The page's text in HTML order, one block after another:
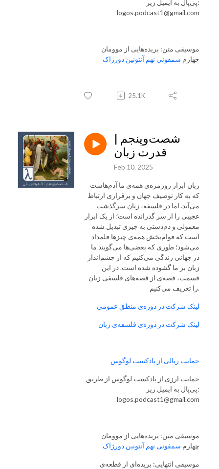
پی‌پال به ایمیل زیر:
logos.podcast1@gmail.com
چهارم سمفونی نهم آنتونین دورژاک
25.1K
شصت‌و‌پنجم |
قدرت زبان
Feb 10, 2025
زبان ابزار روزمره‌ی همه‌ی ما آدم‌هاست
که به کار توصیف جهان و برقراری ارتباط
می‌آید. اما در فلسفه، زبان سرگذشت
عجیبی را از سر گذرانده است؛ از یک ابزار
معمولی و دم‌دستی به چیزی تبدیل شده
است که قوام‌بخش همه‌ی چیزها قلمداد
می‌شود؛ طوری که بعضی‌ها می‌گویند ما
در جهانی زندگی می‌کنیم که از چشم‌انداز
زبان بر ما گشوده شده است. در این
قسمت، قصه‌ی از قصه‌های فلسفی زبان
را تعریف می‌‌کنیم.
لینک شرکت در دوره‌ی منطق عمومی
لینک شرکت در دوره‌ی فلسفه‌ی زبان
حمایت ریالی از پادکست لوگوس
حمایت ارزی از پادکست لوگوس از طریق
پی‌پال به ایمیل زیر:
logos.podcast1@gmail.com
چهارم سمفونی نهم آنتونین دورژاک
موسیقی انتهایی: بریده‌ای از قطعه‌ی